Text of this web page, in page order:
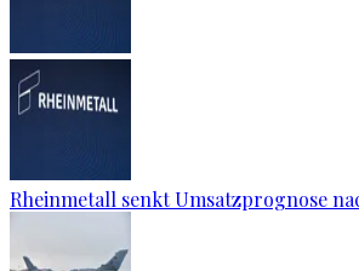
Rheinmetall senkt Umsatzprognose